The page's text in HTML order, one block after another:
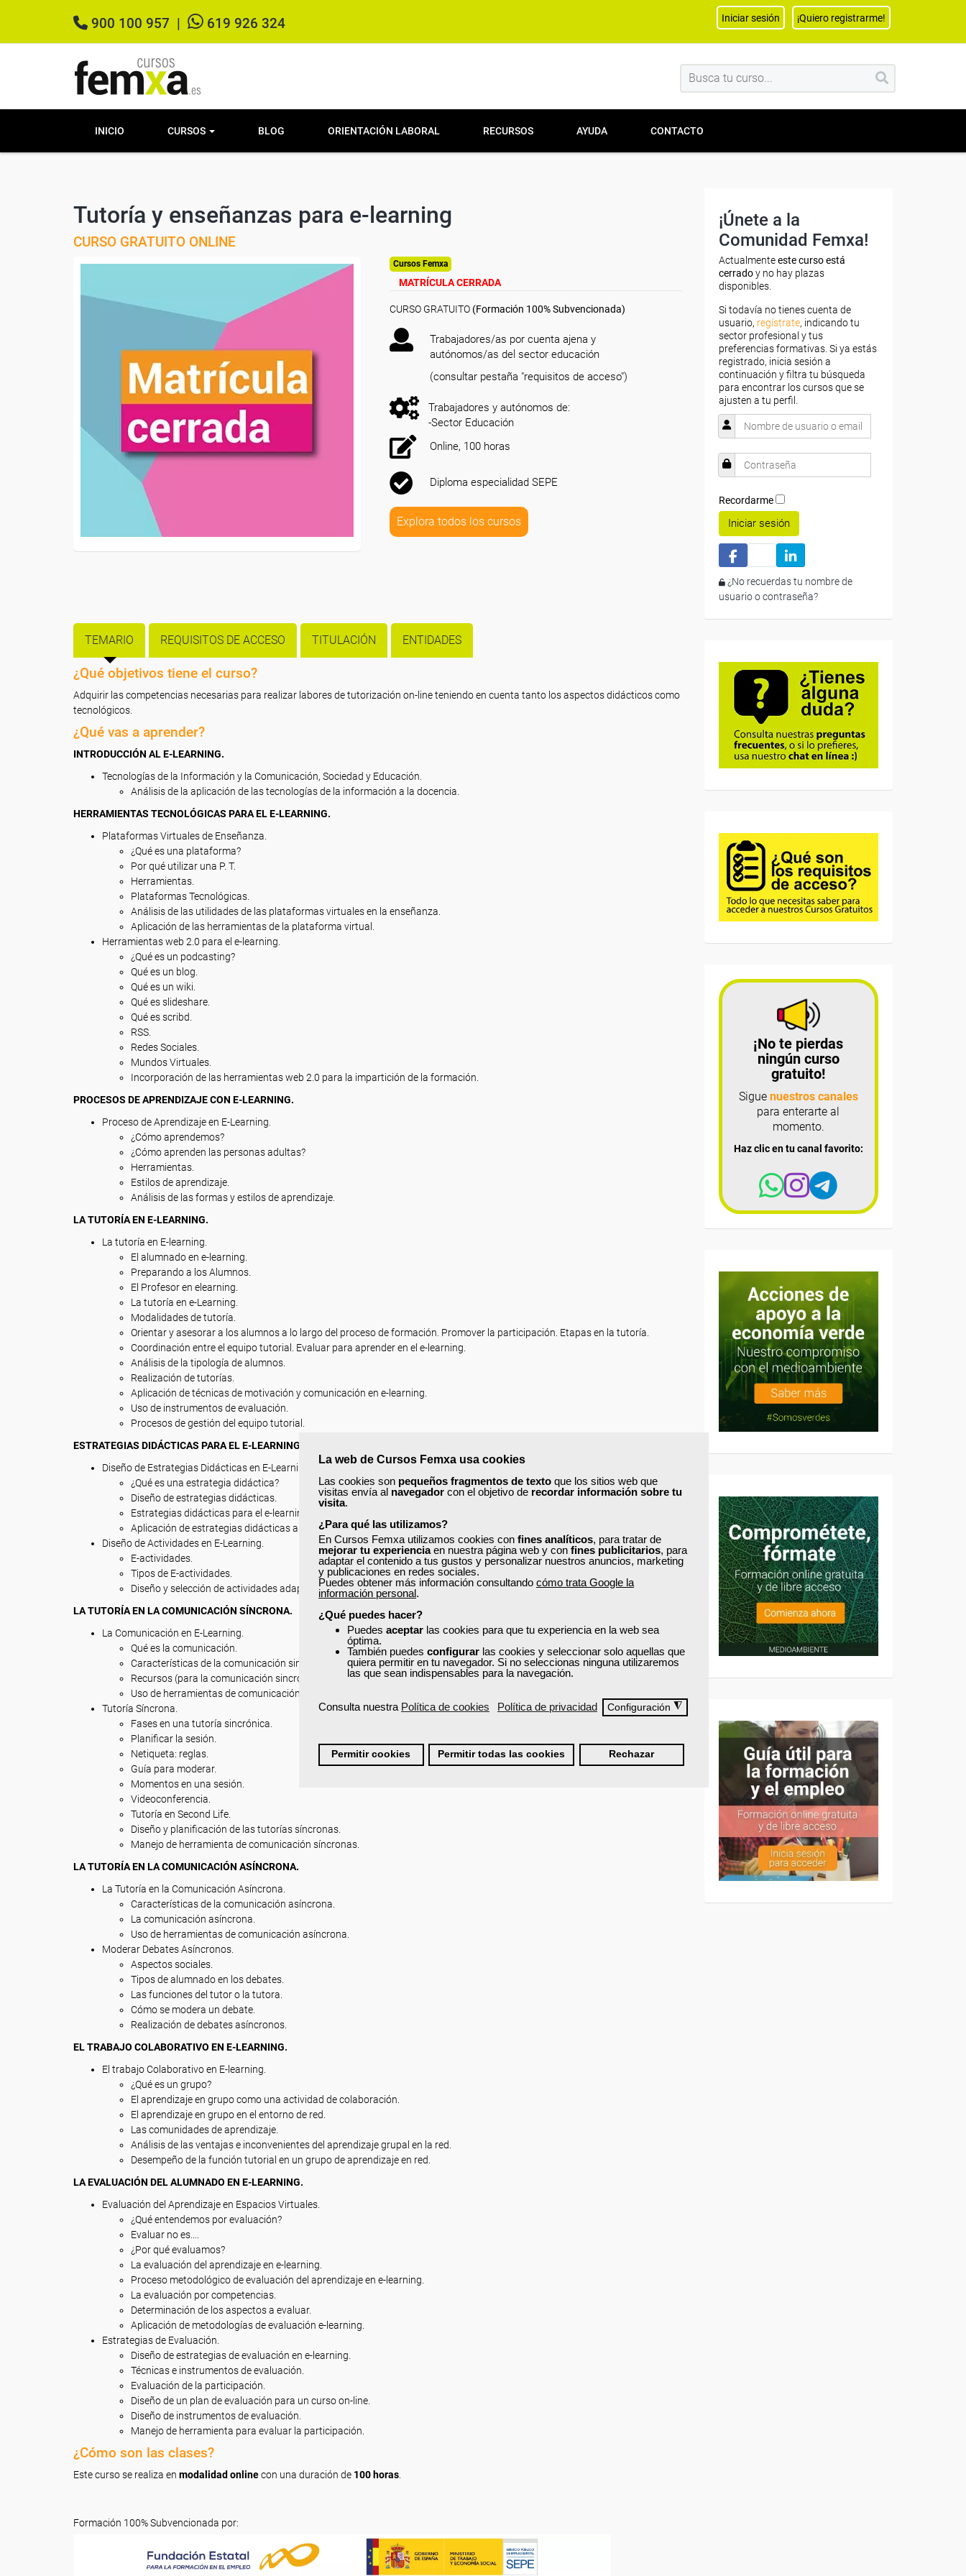
La web de Cursos Femxa usa cookies
Las cookies son pequeños fragmentos de texto que los sitios web que
visitas envía al navegador con el objetivo de recordar información sobre tu
visita.
¿Para qué las utilizamos?
En Cursos Femxa utilizamos cookies con fines analíticos, para tratar de
mejorar tu experienciaen nuestra página web y con fines publicitarios, para
adaptar el contenido a tus gustos y personalizar nuestros anuncios, marketing
y publicaciones en redes sociales.
Puedes obtener más información consultando cómo trata Google la
información personal.
¿Qué puedes hacer?
Puedes aceptar las cookies para que tu experiencia en la web sea
óptima.
También puedes configurar las cookies y seleccionar solo aquellas que
quiera permitir en tu navegador. Si no seleccionas ninguna utilizaremos
las que sean indispensables para la navegación.
Consulta nuestra Política de cookies Política de privacidad Configuración ◮
Permitir cookies Permitir todas las cookies Rechazar
900 100 957 619 926 324 Iniciar sesión ¡Quiero registrarme!
INICIO CURSOS BLOG ORIENTACIÓN LABORAL RECURSOS AYUDA CONTACTO
Tutoría y enseñanzas para e-learning
CURSO GRATUITO ONLINE
Cursos Femxa
MATRÍCULA CERRADA
CURSO GRATUITO (Formación 100% Subvencionada)
Trabajadores/as por cuenta ajena y
autónomos/as del sector educación
(consultar pestaña "requisitos de acceso")
Trabajadores y autónomos de:
-Sector Educación
Online, 100 horas
Diploma especialidad SEPE
Explora todos los cursos
TEMARIO REQUISITOS DE ACCESO TITULACIÓN ENTIDADES
¿Qué objetivos tiene el curso?
Adquirir las competencias necesarias para realizar labores de tutorización on-line teniendo en cuenta tanto los aspectos didácticos como
tecnológicos.
¿Qué vas a aprender?
INTRODUCCIÓN AL E-LEARNING.
Tecnologías de la Información y la Comunicación, Sociedad y Educación.
Análisis de la aplicación de las tecnologías de la información a la docencia.
HERRAMIENTAS TECNOLÓGICAS PARA EL E-LEARNING.
Plataformas Virtuales de Enseñanza.
¿Qué es una plataforma?
Por qué utilizar una P. T.
Herramientas.
Plataformas Tecnológicas.
Análisis de las utilidades de las plataformas virtuales en la enseñanza.
Aplicación de las herramientas de la plataforma virtual.
Herramientas web 2.0 para el e-learning.
¿Qué es un podcasting?
Qué es un blog.
Qué es un wiki.
Qué es slideshare.
Qué es scribd.
RSS.
Redes Sociales.
Mundos Virtuales.
Incorporación de las herramientas web 2.0 para la impartición de la formación.
PROCESOS DE APRENDIZAJE CON E-LEARNING.
Proceso de Aprendizaje en E-Learning.
¿Cómo aprendemos?
¿Cómo aprenden las personas adultas?
Herramientas.
Estilos de aprendizaje.
Análisis de las formas y estilos de aprendizaje.
LA TUTORÍA EN E-LEARNING.
La tutoría en E-learning.
El alumnado en e-learning.
Preparando a los Alumnos.
El Profesor en elearning.
La tutoría en e-Learning.
Modalidades de tutoría.
Orientar y asesorar a los alumnos a lo largo del proceso de formación. Promover la participación. Etapas en la tutoría.
Coordinación entre el equipo tutorial. Evaluar para aprender en el e-learning.
Análisis de la tipología de alumnos.
Realización de tutorías.
Aplicación de técnicas de motivación y comunicación en e-learning.
Uso de instrumentos de evaluación.
Procesos de gestión del equipo tutorial.
ESTRATEGIAS DIDÁCTICAS PARA EL E-LEARNING.
Diseño de Estrategias Didácticas en E-Learning.
¿Qué es una estrategia didáctica?
Diseño de estrategias didácticas.
Estrategias didácticas para el e-learning.
Aplicación de estrategias didácticas aplicadas a situaciones de formación en modalidad e-learning.
Diseño de Actividades en E-Learning.
E-actividades.
Tipos de E-actividades.
Diseño y selección de actividades adaptadas a la modalidad de impartición e-learning.
LA TUTORÍA EN LA COMUNICACIÓN SÍNCRONA.
La Comunicación en E-Learning.
Qué es la comunicación.
Características de la comunicación sincrónica.
Recursos (para la comunicación sincrónica).
Uso de herramientas de comunicación síncrona.
Tutoría Síncrona.
Fases en una tutoría sincrónica.
Planificar la sesión.
Netiqueta: reglas.
Guía para moderar.
Momentos en una sesión.
Videoconferencia.
Tutoría en Second Life.
Diseño y planificación de las tutorías síncronas.
Manejo de herramienta de comunicación síncronas.
LA TUTORÍA EN LA COMUNICACIÓN ASÍNCRONA.
La Tutoría en la Comunicación Asíncrona.
Características de la comunicación asíncrona.
La comunicación asíncrona.
Uso de herramientas de comunicación asíncrona.
Moderar Debates Asíncronos.
Aspectos sociales.
Tipos de alumnado en los debates.
Las funciones del tutor o la tutora.
Cómo se modera un debate.
Realización de debates asíncronos.
EL TRABAJO COLABORATIVO EN E-LEARNING.
El trabajo Colaborativo en E-learning.
¿Qué es un grupo?
El aprendizaje en grupo como una actividad de colaboración.
El aprendizaje en grupo en el entorno de red.
Las comunidades de aprendizaje.
Análisis de las ventajas e inconvenientes del aprendizaje grupal en la red.
Desempeño de la función tutorial en un grupo de aprendizaje en red.
LA EVALUACIÓN DEL ALUMNADO EN E-LEARNING.
Evaluación del Aprendizaje en Espacios Virtuales.
¿Qué entendemos por evaluación?
Evaluar no es....
¿Por qué evaluamos?
La evaluación del aprendizaje en e-learning.
Proceso metodológico de evaluación del aprendizaje en e-learning.
La evaluación por competencias.
Determinación de los aspectos a evaluar.
Aplicación de metodologías de evaluación e-learning.
Estrategias de Evaluación.
Diseño de estrategias de evaluación en e-learning.
Técnicas e instrumentos de evaluación.
Evaluación de la participación.
Diseño de un plan de evaluación para un curso on-line.
Diseño de instrumentos de evaluación.
Manejo de herramienta para evaluar la participación.
¿Cómo son las clases?
Este curso se realiza en modalidad onlinecon una duración de 100 horas
Formación 100% Subvencionada por:
¡Únete a la
Comunidad Femxa!
Actualmenteeste curso está
cerradoy no hay plazas
disponibles.
Si todavía no tienes cuenta de
usuario, regístrate, indicando tu
sector profesional y tus
preferencias formativas. Si ya estás
registrado, inicia sesión a
continuación y filtra tu búsqueda
para encontrar los cursos que se
ajusten a tu perfil.
Recordarme
Iniciar sesión
¿No recuerdas tu nombre de
usuario o contraseña?
¡No te pierdas
ningún curso
gratuito!
Sigue nuestros canales
para enterarte al
momento.
Haz clic en tu canal favorito: